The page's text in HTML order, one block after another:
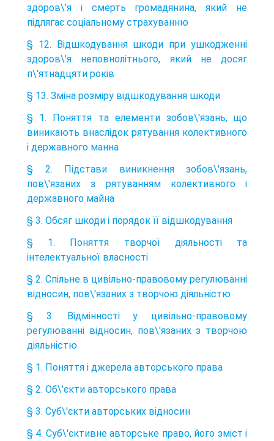
здоров\'я і смерть громадянина, який не
підлягає соціальному страхуванню
§ 12. Відшкодування шкоди при ушкодженні
здоров\'я неповнолітнього, який не досяг
п\'ятнадцяти років
§ 13. Зміна розміру відшкодування шкоди
§ 1. Поняття та елементи зобов\'язань, що
виникають внаслідок рятування колективного
і державного манна
§ 2. Підстави виникнення зобов\'язань,
пов\'язаних з рятуванням колективного і
державного майна
§ 3. Обсяг шкоди і порядок її відшкодування
§ 1. Поняття творчої діяльності та
інтелектуальної власності
§ 2. Спільне в цивільно-правовому регулюванні
відносин, пов\'язаних з творчою діяльністю
§ 3. Відмінності у цивільно-правовому
регулюванні відносин, пов\'язаних з творчою
діяльністю
§ 1. Поняття і джерела авторського права
§ 2. Об\'єкти авторського права
§ 3. Суб\'єкти авторських відносин
§ 4. Суб\'єктивне авторське право, його зміст і